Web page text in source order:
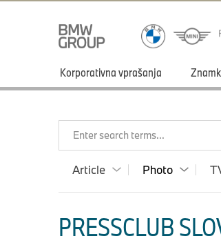
Korporativna vprašanja
Enter search terms...
Article Photo
PRESSCLUB